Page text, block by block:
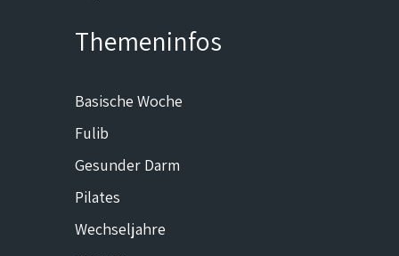
Themeninfos
Basische Woche
Fulib
Gesunder Darm
Pilates
Wechseljahre